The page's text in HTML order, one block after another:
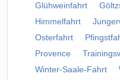
Glühweinfahrt
Himmelfahrt
Osterfahrt
Provence
Winter-Saale-Fahrt